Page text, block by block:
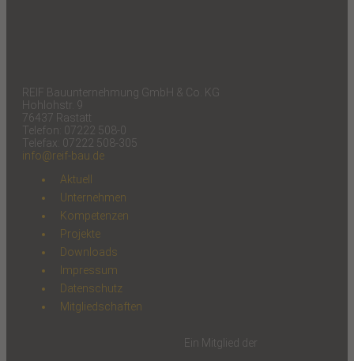
REIF Bauunternehmung GmbH & Co. KG
Hohlohstr. 9
76437 Rastatt
Telefon: 07222 508-0
Telefax: 07222 508-305
info@reif-bau.de
Aktuell
Unternehmen
Kompetenzen
Projekte
Downloads
Impressum
Datenschutz
Mitgliedschaften
Ein Mitglied der